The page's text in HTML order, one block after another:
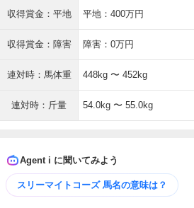
収得賞金：平地 平地：400万円
収得賞金：障害 障害：0万円
連対時：馬体重 448kg 〜 452kg
連対時：斤量 54.0kg 〜 55.0kg
Agent i に聞いてみよう
スリーマイトコーズ 馬名の意味は？